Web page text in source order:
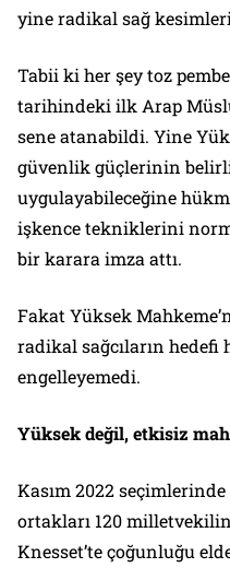
yine radikal sağ
Tabii ki her şey toz
tarihindeki ilk Arap
sene atanabildi. Yine
güvenlik güçlerinin
uygulayabileceğine
işkence tekniklerini
bir karara imza attı.
Fakat Yüksek
radikal sağcıların hedefi
engelleyemedi.
Yüksek değil, etkisiz
Kasım 2022
ortakları 120
Knesset’te çoğunluğu